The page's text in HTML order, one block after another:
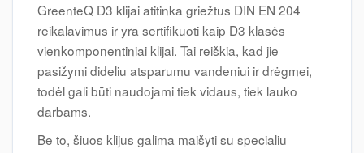
GreenteQ D3 klijai atitinka griežtus DIN EN 204
reikalavimus ir yra sertifikuoti kaip D3 klasės
vienkomponentiniai klijai. Tai reiškia, kad jie
pasižymi dideliu atsparumu vandeniui ir drėgmei,
todėl gali būti naudojami tiek vidaus, tiek lauko
darbams.
Be to, šiuos klijus galima maišyti su specialiu